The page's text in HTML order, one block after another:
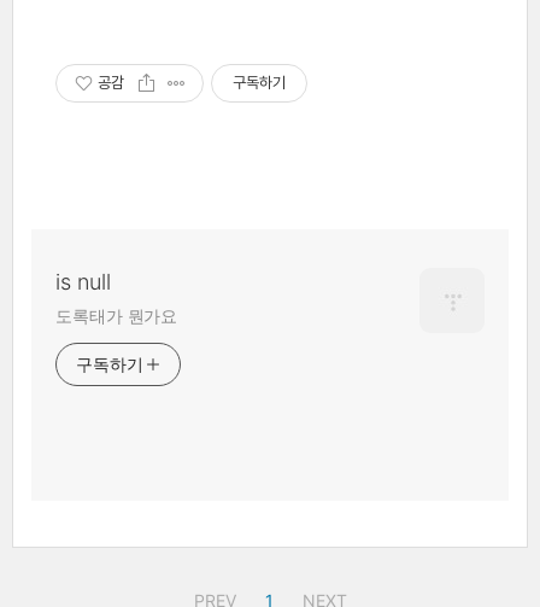
공감 구독하기
is null
도록태가 뭔가요
구독하기
PREV 1 NEXT